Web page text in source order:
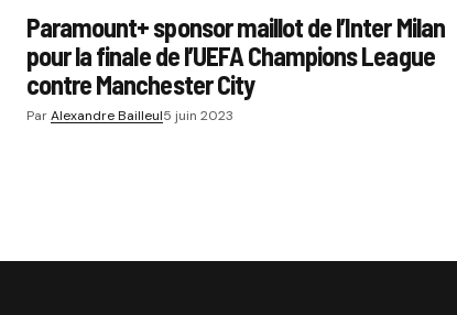
Paramount+ sponsor maillot de l’Inter Milan
pour la finale de l’UEFA Champions League
contre Manchester City
ParAlexandre Bailleul5 juin 2023